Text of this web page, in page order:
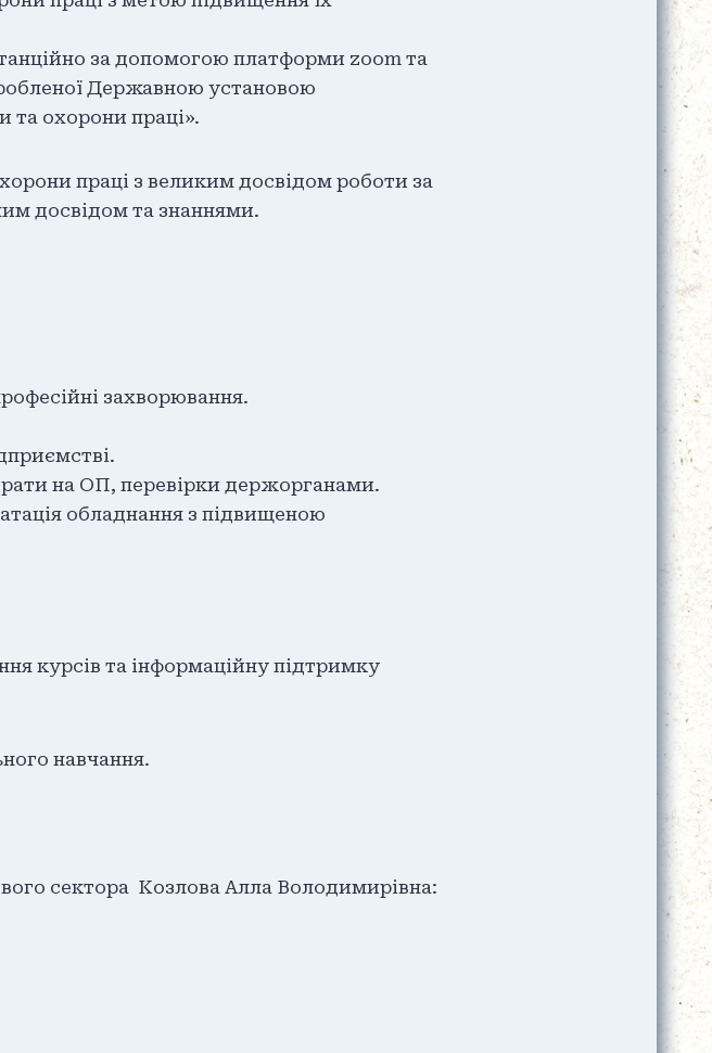
за допомогою платформи zoom та
Державною установою
та охорони праці».
праці з великим досвідом роботи за
досвідом та знаннями.
захворювання.
на ОП, перевірки держорганами.
обладнання з підвищеною
курсів та інформаційну підтримку
навчання.
сектора Козлова Алла Володимирівна: